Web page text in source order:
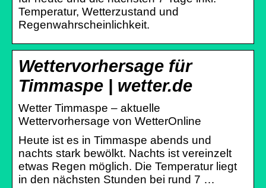
Temperatur, Wetterzustand und
Regenwahrscheinlichkeit.
Wettervorhersage für
Timmaspe | wetter.de
Wetter Timmaspe – aktuelle
Wettervorhersage von WetterOnline
Heute ist es in Timmaspe abends und
nachts stark bewölkt. Nachts ist vereinzelt
etwas Regen möglich. Die Temperatur liegt
in den nächsten Stunden bei rund 7 …